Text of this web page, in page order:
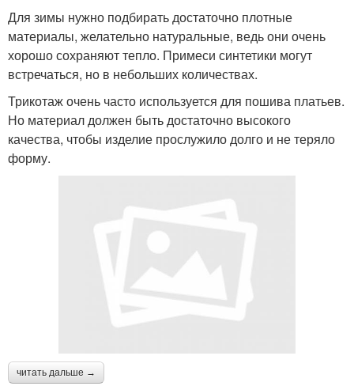
Для зимы нужно подбирать достаточно плотные
материалы, желательно натуральные, ведь они очень
хорошо сохраняют тепло. Примеси синтетики могут
встречаться, но в небольших количествах.
Трикотаж очень часто используется для пошива платьев.
Но материал должен быть достаточно высокого
качества, чтобы изделие прослужило долго и не теряло
форму.
читать дальше →